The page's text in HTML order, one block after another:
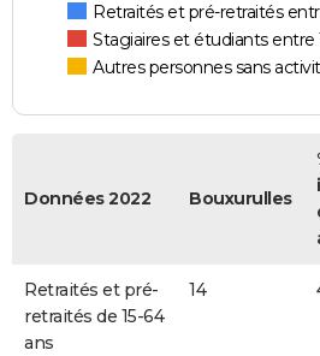
Retraités et pré-retraités
Stagiaires et étudiants entre
Autres personnes sans
Données 2022 Bouxurulles
Retraités et pré-
retraités de 15-64
ans
14